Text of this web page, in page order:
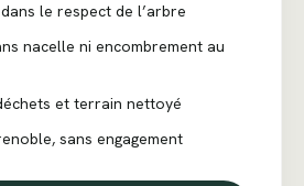
le respect de l’arbre
nacelle ni encombrement au
et terrain nettoyé
sans engagement